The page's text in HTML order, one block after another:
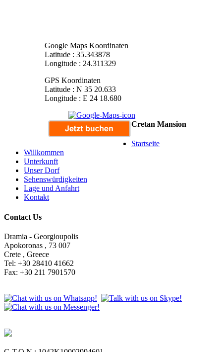
Google Maps Koordinaten
Latitude : 35.343878
Longitude : 24.311329
GPS Koordinaten
Latitude : N 35 20.633
Longitude : E 24 18.680
Cretan Mansion
Startseite
Willkommen
Unterkunft
Unser Dorf
Sehenswürdigkeiten
Lage und Anfahrt
Kontakt
Contact Us
Dramia - Georgioupolis
Apokoronas , 73 007
Crete , Greece
Tel: +30 28410 41662
Fax: +30 211 7901570